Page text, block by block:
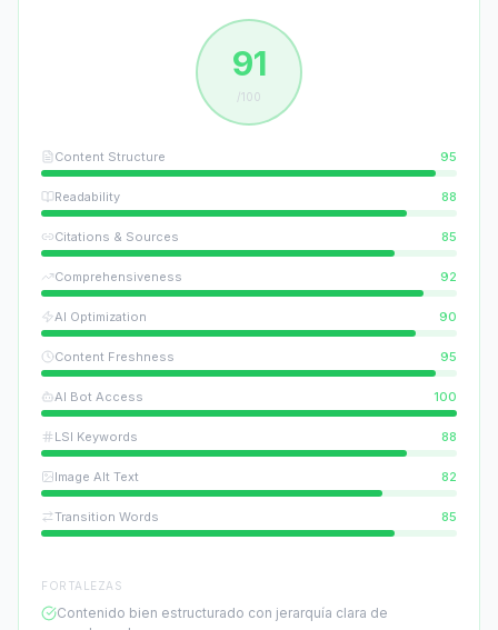
91
/100
Content Structure 95
Readability 88
Citations & Sources 85
Comprehensiveness 92
AI Optimization 90
Content Freshness 95
AI Bot Access 100
LSI Keywords 88
Image Alt Text 82
Transition Words 85
FORTALEZAS
Contenido bien estructurado con jerarquía clara de